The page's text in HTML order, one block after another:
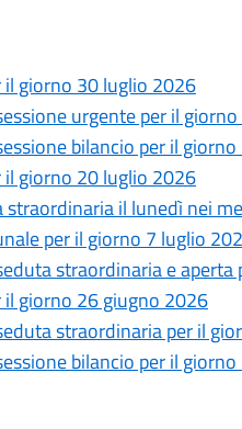
il giorno 30 luglio 2026
urgente per il
bilancio per il
il giorno 20 luglio 2026
il lunedì nei
per il giorno 7 luglio
straordinaria e
il giorno 26 giugno 2026
straordinaria per il
bilancio per il